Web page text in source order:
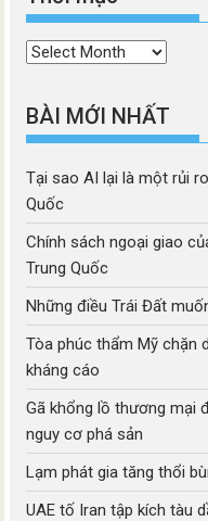
Thời
BÀI MỚI NHẤT
Tại sao AI lại là một rủi
Quốc
Chính sách ngoại giao
Trung Quốc
Những điều Trái Đất
Tòa phúc thẩm Mỹ chặn
kháng cáo
Gã khổng lồ thương mại
nguy cơ phá sản
Lạm phát gia tăng thổi
UAE tố Iran tập kích tàu